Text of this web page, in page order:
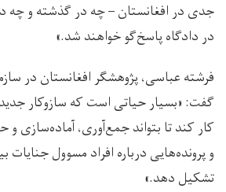
جدی در افغانستان – چه در گذشته و چه
در دادگاه پاسخ‌گو خواهند شد.»
فرشته عباسی، پژوهشگر افغانستان در
گفت: «بسیار حیاتی است که سازوکار
کار کند تا بتواند جمع‌آوری، آماده‌سازی و
و پرونده‌هایی درباره افراد مسوول جنایات
تشکیل دهد.»